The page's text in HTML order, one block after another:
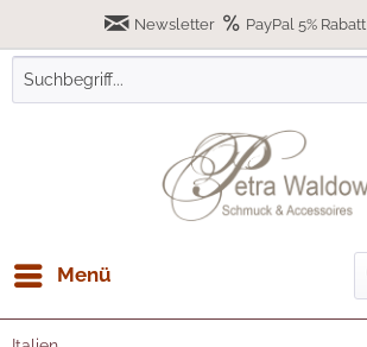
Newsletter PayPal 5% Rabatt
Menü